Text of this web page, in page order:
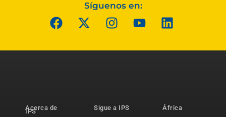
Síguenos en:
Acerca de
IPS
Sigue a IPS
África